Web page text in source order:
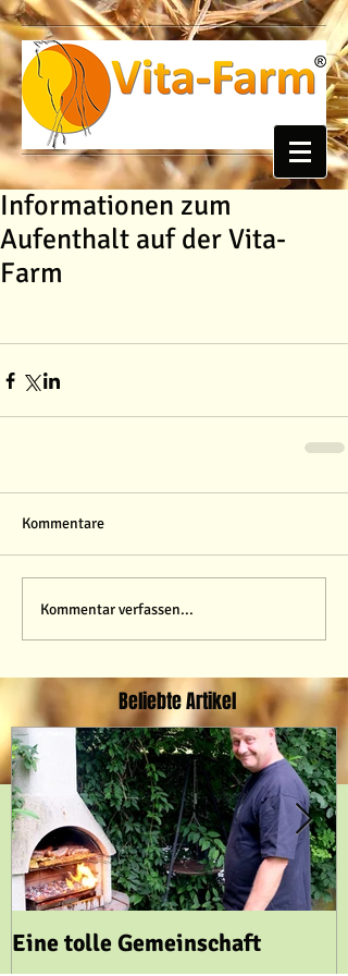
Informationen zum
Aufenthalt auf der Vita-
Farm
Kommentare
Kommentar verfassen...
Beliebte Artikel
Eine tolle Gemeinschaft